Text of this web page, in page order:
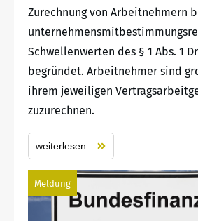
Zurechnung von Arbeitnehmern
Schwellenwerten des § 1 Abs. 1
begründet. Arbeitnehmer sind
ihrem jeweiligen
zuzurechnen.
weiterlesen
Meldung